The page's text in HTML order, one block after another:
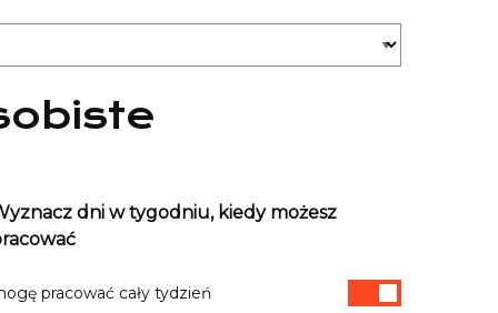
dni w tygodniu, kiedy możesz
pracować cały tydzień